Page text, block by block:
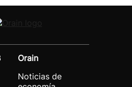
Orain
Noticias de